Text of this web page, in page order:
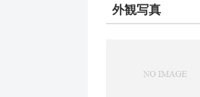
外観写真